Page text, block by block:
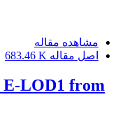
مشاهده مقاله
اصل مقاله 683.46 K
E-LOD1 from